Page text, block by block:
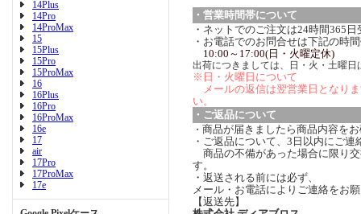
14Plus
14Pro
14ProMax
15
15Plus
15Pro
15ProMax
16
16Plus
16Pro
16ProMax
16e
17
air
17Pro
17ProMax
17e
・営業時間帯について
・ネットでのご注文は24時間365
・お電話でのお問合せは下記の時
10:00～17:00(日・火曜定休)
出荷につきましては、日・火・土曜日
※日・火曜日について
メールの返信は翌営業日となり
い。
・ご返品について
・ 商品が届きましたら商品内容を
・ご返品について、3日以内にご連
商品の不備があった場合に限り
す。
・返送される前には必ず、
メール・お電話によりご連絡をお
【返送先】